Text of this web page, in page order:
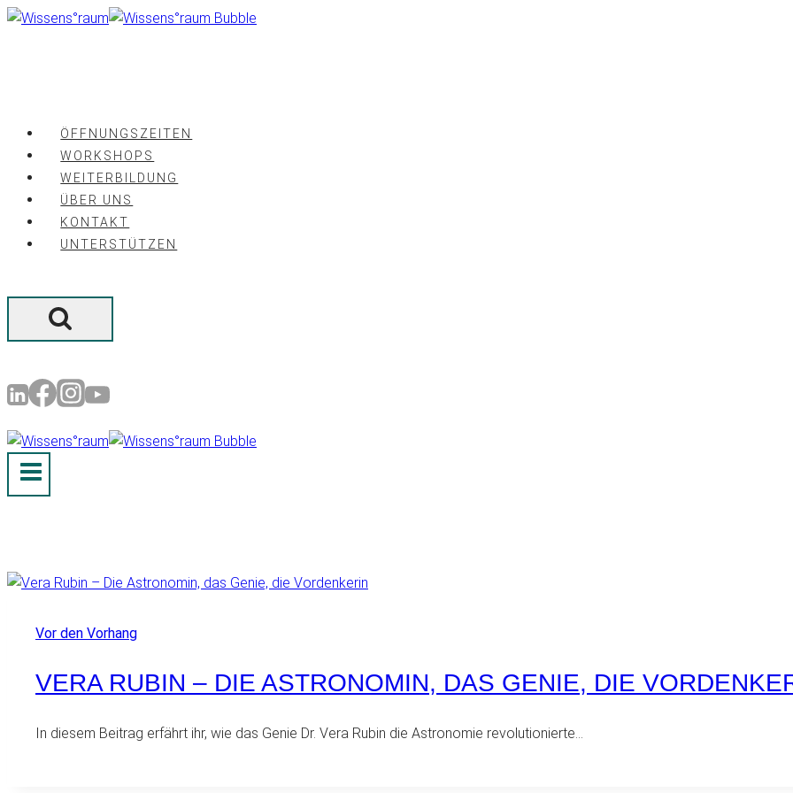
Zum
ÖFFNUNGSZEITEN
WORKSHOPS
WEITERBILDUNG
ÜBER UNS
KONTAKT
UNTERSTÜTZEN
Vor den Vorhang
VERA RUBIN – DIE ASTRONOMIN, DAS GENIE, DIE
In diesem Beitrag erfährt ihr, wie das Genie Dr. Vera Rubin die Astronomie revolutionierte…